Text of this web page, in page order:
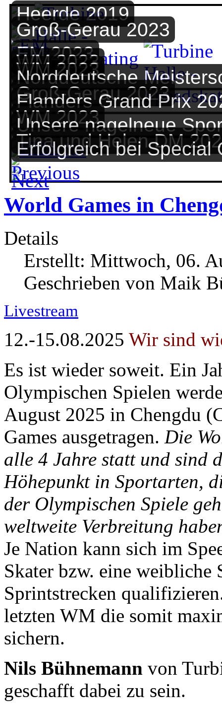
Heerde 2019
Groß-Gerau 2023
EM 2023
WM 2023
WM 2023
Norddeutsche
Groß-Gerau 2023
Flanders Grand Prix
WM 2023
Unsere nagelneue
Tina und Helen DM
Erfolgreich bei Special
World Games in
Details
Erstellt: Mittwoch, 06.
Geschrieben von Maik
Livestream
12.-15.08.2025 Wir sind
Es ist wieder soweit. Ein
Olympischen Spielen
August 2025 in Chengdu
Games ausgetragen. Die
alle 4 Jahre statt und sind
Höhepunkt in Sportarten,
der Olympischen Spiele
weltweite Verbreitung
Je Nation kann sich im
Skater bzw. eine
Sprintstrecken
letzten WM die somit
sichern.
Nils Bühnemann von
geschafft dabei zu sein.